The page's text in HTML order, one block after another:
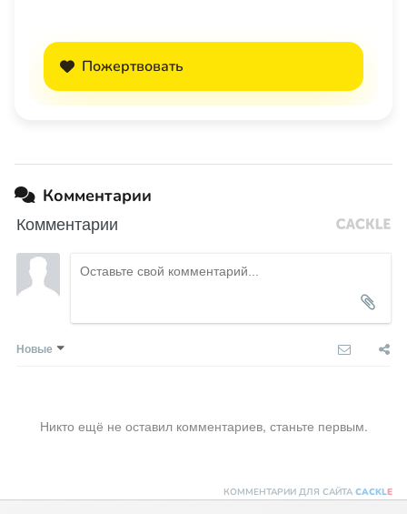
Пожертвовать
Комментарии
Комментарии
Новые
Никто ещё не оставил комментариев, станьте первым.
КОММЕНТАРИИ ДЛЯ САЙТА CACKLE